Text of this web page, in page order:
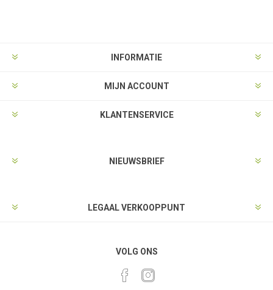
INFORMATIE
MIJN ACCOUNT
KLANTENSERVICE
NIEUWSBRIEF
LEGAAL VERKOOPPUNT
VOLG ONS